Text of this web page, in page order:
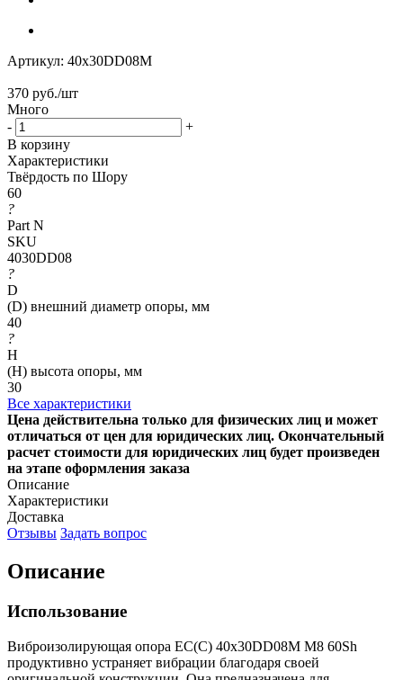
Артикул: 40x30DD08M
370 руб./шт
Много
-
+
В корзину
Характеристики
Твёрдость по Шору
60
?
Part N
SKU
4030DD08
?
D
(D) внешний диаметр опоры, мм
40
?
H
(H) высота опоры, мм
30
Все характеристики
Цена действительна только для физических лиц и может
отличаться от цен для юридических лиц. Окончательный
расчет стоимости для юридических лиц будет произведен
на этапе оформления заказа
Описание
Характеристики
Доставка
Отзывы Задать вопрос
Описание
Использование
Виброизолирующая опора EC(C) 40x30DD08M M8 60Sh
продуктивно устраняет вибрации благодаря своей